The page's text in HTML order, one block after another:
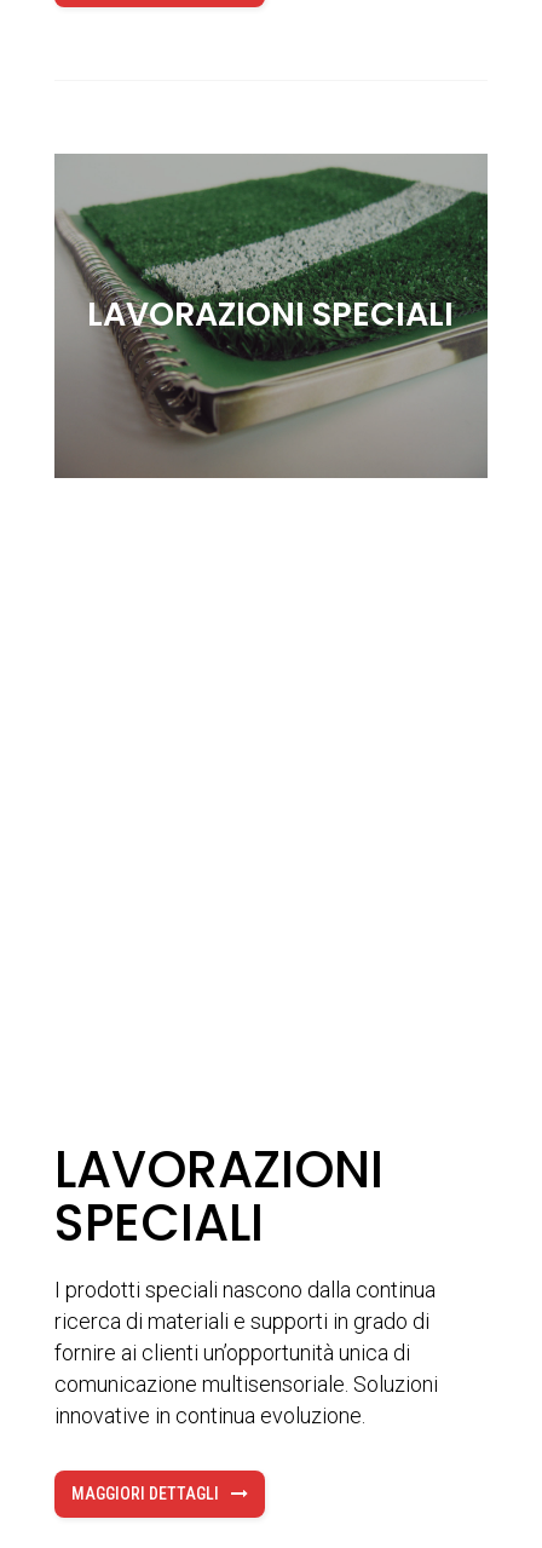
LAVORAZIONI SPECIALI
LAVORAZIONI
SPECIALI
I prodotti speciali nascono dalla continua
ricerca di materiali e supporti in grado di
fornire ai clienti un’opportunità unica di
comunicazione multisensoriale. Soluzioni
innovative in continua evoluzione.
MAGGIORI DETTAGLI